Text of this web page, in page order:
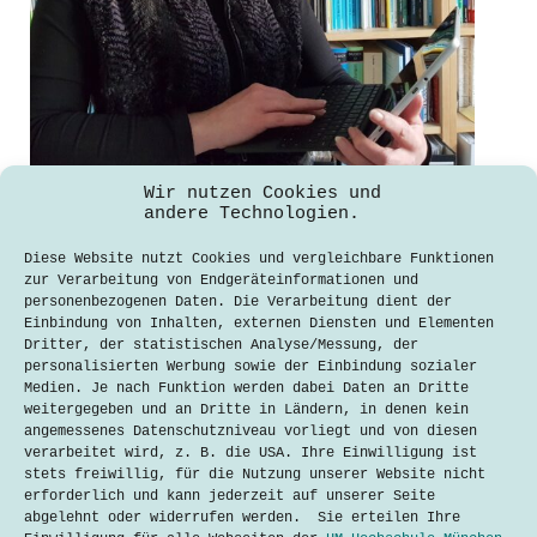
Wir nutzen Cookies und
andere Technologien.
Diese Website nutzt Cookies und vergleichbare Funktionen
zur Verarbeitung von Endgeräteinformationen und
personenbezogenen Daten. Die Verarbeitung dient der
Einbindung von Inhalten, externen Diensten und Elementen
Dritter, der statistischen Analyse/Messung, der
personalisierten Werbung sowie der Einbindung sozialer
Medien. Je nach Funktion werden dabei Daten an Dritte
weitergegeben und an Dritte in Ländern, in denen kein
angemessenes Datenschutzniveau vorliegt und von diesen
verarbeitet wird, z. B. die USA. Ihre Einwilligung ist
stets freiwillig, für die Nutzung unserer Website nicht
erforderlich und kann jederzeit auf unserer Seite
abgelehnt oder widerrufen werden. Sie erteilen Ihre
Distanzunterricht beeinflusst
Bildungsgerechtigkeit
Cornelia Rixner
24. Februar 2021
Aufgrund der Corona-Pandemie mussten
deutsche Schulen und Universitäten im
Dezember 2020 erneut schließen. Das
betrifft vor allem Schulkinder,
Auszubildende und Studierende. Sie
müssen von heute auf morgen über
Fernunterricht lernen und Prüfungen
schreiben. Lehrer, Dozenten und
Professoren müssen ihren Unterricht…
Lesen